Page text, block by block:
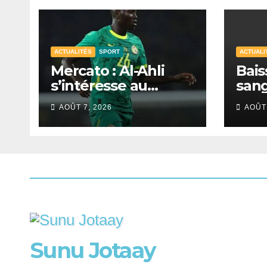
ACTUALITÉS SPORT
Mercato : Al-Ahli
s’intéresse au
Sénégalais Pape
Guèye
AOÛT 7, 2026
de
Sunu Jotaay